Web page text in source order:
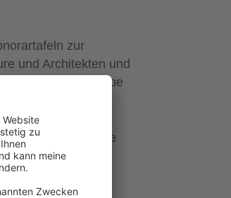
zur
und Architekten und
Umfang der Aufgabe
anspruchsvoll die
Planer als auch
bieten.